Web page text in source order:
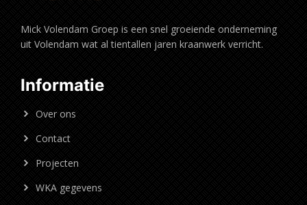
Mick Volendam Groep is een snel groeiende onderneming
uit Volendam wat al tientallen jaren kraanwerk verricht.
Informatie
Over ons
Contact
Projecten
WKA gegevens